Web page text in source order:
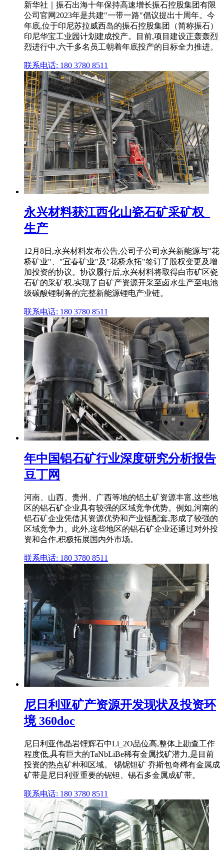
新华社｜振石出海十年保持高速增长振石控股集团有限
公司官网2023年是共建"一带一路"倡议提出十周年。今
年底,位于印尼苏拉威西岛的振石控股集团（简称振石）
印尼华宝工业园计划建成投产。目前,项目建设正轰轰烈
烈进行中,六千多名员工朝着年底投产的目标全力推进。
联系电话: 180 3780 8511
永兴材料获江西化山瓷石矿采矿权_
生产
12月8日,永兴材料发布公告,公司子公司永兴新能源与"花
桥矿业"、"宜春矿业"及"花桥永拓"签订了股权变更及增
加投资的协议。协议履行后,永兴材料将取得白市矿区瓷
石矿的采矿权,实现了自矿产资源开采至卤水生产至电池
级碳酸锂制备的完整新能源锂电产业链。
联系电话: 180 3780 8511
年中国铝石矿行业深度研究分析报告
豆丁网
河南、山西、贵州、广西等地的铝土矿资源丰富,这些地
区的铝石矿企业具有较强的区域竞争优势。例如,河南的
铝石矿企业凭借其资源优势和产业链配套,形成了较强的
区域竞争力。此外,这些地区的铝石矿企业还通过对外投
资和合作,积极拓展国内外市场。
联系电话: 180 3780 8511
尼日利亚矿产资源开发现状及投资环
境 360doc
尼日利亚伟晶岩锂辉石中Li_2O品位高,整体上勘查工作
程度低,具有巨大的TaNbLiBe稀有金属找矿潜力,是目前
投资的热点矿种和区域。 锡铌钽矿 乔斯包奇稀有金属成
矿带是尼日利亚重要的铌钽、锡石多金属成矿带。
联系电话: 180 3780 8511